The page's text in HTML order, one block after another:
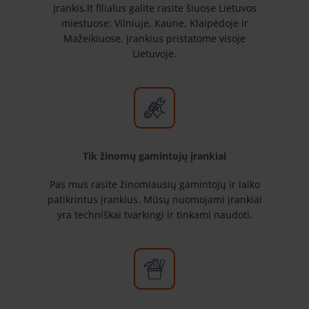
Įrankis.lt filialus galite rasite šiuose Lietuvos
miestuose: Vilniuje, Kaune, Klaipėdoje ir
Mažeikiuose. Įrankius pristatome visoje
Lietuvoje.
Tik žinomų gamintojų įrankiai
Pas mus rasite žinomiausių gamintojų ir laiko
patikrintus įrankius. Mūsų nuomojami įrankiai
yra techniškai tvarkingi ir tinkami naudoti.